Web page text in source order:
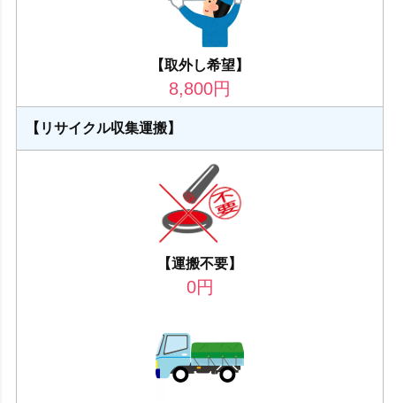
【取外し希望】
8,800円
【リサイクル収集運搬】
【運搬不要】
0円